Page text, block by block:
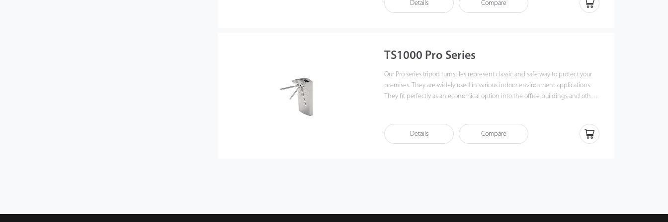
Details Compare
TS1000 Pro Series
Our Pro series tripod turnstiles represent classic and safe way to protect your
premises. They are widely used in various indoor environment applications.
They fit perfectly as an economical option into the office buildings and other
Details Compare